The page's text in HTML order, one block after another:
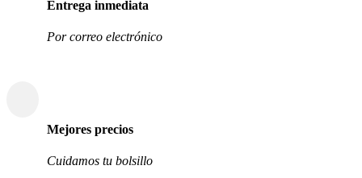
Entrega inmediata
Por correo electrónico
Mejores precios
Cuidamos tu bolsillo